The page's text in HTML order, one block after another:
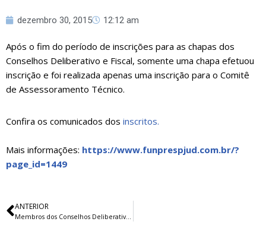
dezembro 30, 2015 12:12 am
Após o fim do período de inscrições para as chapas dos
Conselhos Deliberativo e Fiscal, somente uma chapa efetuou
inscrição e foi realizada apenas uma inscrição para o Comitê
de Assessoramento Técnico.
Confira os comunicados dos inscritos.
Mais informações: https://www.funprespjud.com.br/?
page_id=1449
ANTERIOR
Membros dos Conselhos Deliberativo e Fiscal da Funpresp-Jud tomam posse